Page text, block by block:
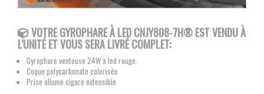
VOTRE GYROPHARE À LED CNJY808-7H® EST VENDU À
L'UNITÉ ET VOUS SERA LIVRÉ COMPLET:
Gyrophare ventouse 24W à led rouge.
Coque polycarbonate colorisée
Prise allume cigare extensible